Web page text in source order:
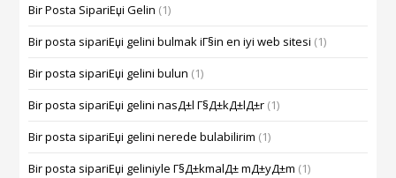
Bir Posta SipariЕџi Gelin (1)
Bir posta sipariЕџi gelini bulmak iГ§in en iyi web sitesi (1)
Bir posta sipariЕџi gelini bulun (1)
Bir posta sipariЕџi gelini nasД±l Г§Д±kД±lД±r (1)
Bir posta sipariЕџi gelini nerede bulabilirim (1)
Bir posta sipariЕџi geliniyle Г§Д±kmalД± mД±yД±m (1)